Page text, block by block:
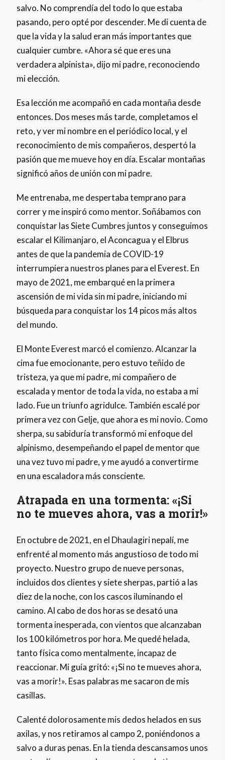
salvo. No comprendía del todo lo que estaba
pasando, pero opté por descender. Me di cuenta de
que la vida y la salud eran más importantes que
cualquier cumbre. «Ahora sé que eres una
verdadera alpinista», dijo mi padre, reconociendo
mi elección.
Esa lección me acompañó en cada montaña desde
entonces. Dos meses más tarde, completamos el
reto, y ver mi nombre en el periódico local, y el
reconocimiento de mis compañeros, despertó la
pasión que me mueve hoy en día. Escalar montañas
significó años de unión con mi padre.
Me entrenaba, me despertaba temprano para
correr y me inspiró como mentor. Soñábamos con
conquistar las Siete Cumbres juntos y conseguimos
escalar el Kilimanjaro, el Aconcagua y el Elbrus
antes de que la pandemia de COVID-19
interrumpiera nuestros planes para el Everest. En
mayo de 2021, me embarqué en la primera
ascensión de mi vida sin mi padre, iniciando mi
búsqueda para conquistar los 14 picos más altos
del mundo.
El Monte Everest marcó el comienzo. Alcanzar la
cima fue emocionante, pero estuvo teñido de
tristeza, ya que mi padre, mi compañero de
escalada y mentor de toda la vida, no estaba a mi
lado. Fue un triunfo agridulce. También escalé por
primera vez con Gelje, que ahora es mi novio. Como
sherpa, su sabiduría transformó mi enfoque del
alpinismo, desempeñando el papel de mentor que
una vez tuvo mi padre, y me ayudó a convertirme
en una escaladora más consciente.
Atrapada en una tormenta: «¡Si
no te mueves ahora, vas a morir!»
En octubre de 2021, en el Dhaulagiri nepalí, me
enfrenté al momento más angustioso de todo mi
proyecto. Nuestro grupo de nueve personas,
incluidos dos clientes y siete sherpas, partió a las
diez de la noche, con los cascos iluminando el
camino. Al cabo de dos horas se desató una
tormenta inesperada, con vientos que alcanzaban
los 100 kilómetros por hora. Me quedé helada,
tanto física como mentalmente, incapaz de
reaccionar. Mi guía gritó: «¡Si no te mueves ahora,
vas a morir!». Esas palabras me sacaron de mis
casillas.
Calenté dolorosamente mis dedos helados en sus
axilas, y nos retiramos al campo 2, poniéndonos a
salvo a duras penas. En la tienda descansamos unos